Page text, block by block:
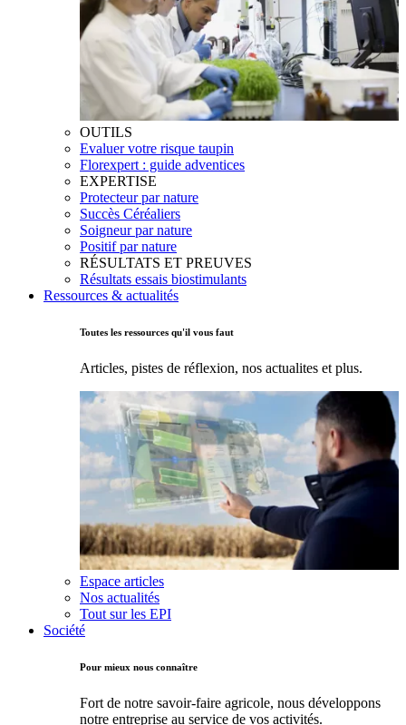
OUTILS
Evaluer votre risque taupin
Florexpert : guide adventices
EXPERTISE
Protecteur par nature
Succès Céréaliers
Soigneur par nature
Positif par nature
RÉSULTATS ET PREUVES
Résultats essais biostimulants
Ressources & actualités
Toutes les ressources qu'il vous faut
Articles, pistes de réflexion, nos actualites et plus.
Espace articles
Nos actualités
Tout sur les EPI
Société
Pour mieux nous connaître
Fort de notre savoir-faire agricole, nous développons
notre entreprise au service de vos activités.